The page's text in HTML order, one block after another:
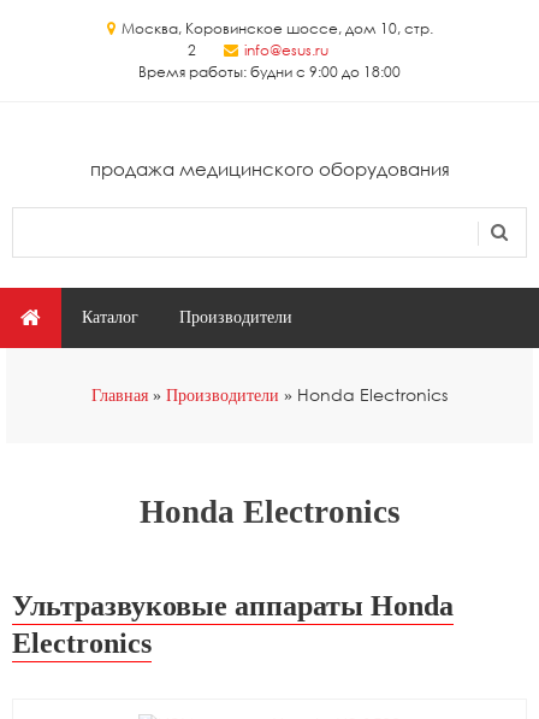
Москва, Коровинское шоссе, дом 10, стр.
2
info@esus.ru
Время работы: будни с 9:00 до 18:00
продажа медицинского оборудования
Главное меню
Каталог Производители
Главная Производители Honda Electronics
Honda Electronics
Ультразвуковые аппараты Honda
Electronics